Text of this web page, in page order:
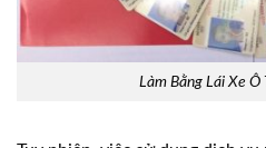
Làm Bằng Lái Xe Ô